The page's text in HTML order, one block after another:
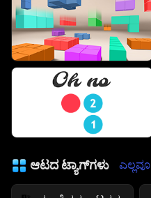
ಆಟದ ಟ್ಯಾಗ್‌ಗಳು ಎಲ್ಲವೂ